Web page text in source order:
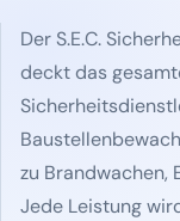
Der S.E.C.
deckt das
zu Brandwachen,
Jede Leistung